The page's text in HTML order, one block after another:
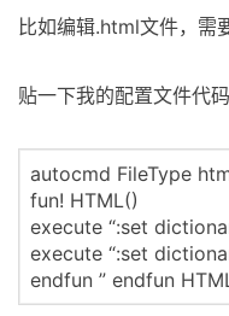
比如编辑.html文件，需
贴一下我的配置文件代
autocmd FileType
fun! HTML()
execute “:set
execute “:set
endfun ” endfun